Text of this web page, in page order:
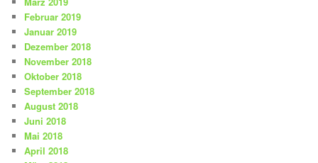
Februar 2019
Januar 2019
Dezember 2018
November 2018
Oktober 2018
September 2018
August 2018
Juni 2018
Mai 2018
April 2018